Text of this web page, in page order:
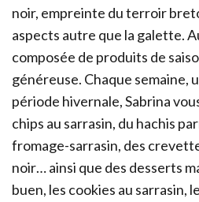
noir, empreinte du terroir
aspects autre que la galette.
composée de produits de
généreuse. Chaque semaine,
période hivernale, Sabrina
chips au sarrasin, du hachis
fromage-sarrasin, des
noir… ainsi que des desserts
buen, les cookies au sarrasin,